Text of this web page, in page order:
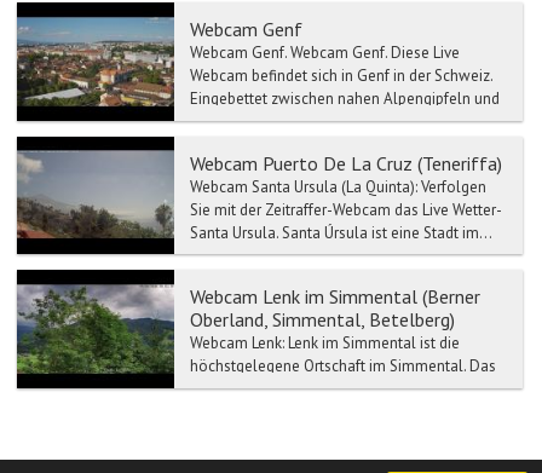
Webcam Genf
Webcam Genf. Webcam Genf. Diese Live
Webcam befindet sich in Genf in der Schweiz.
Eingebettet zwischen nahen Alpengipfeln und
...
Webcam Puerto De La Cruz (Teneriffa)
Webcam Santa Ursula (La Quinta): Verfolgen
Sie mit der Zeitraffer-Webcam das Live Wetter-
Santa Ursula. Santa Úrsula ist eine Stadt im...
Webcam Lenk im Simmental (Berner
Oberland, Simmental, Betelberg)
Webcam Lenk: Lenk im Simmental ist die
höchstgelegene Ortschaft im Simmental. Das
Gemeindegebiet der Lenk im Simmental